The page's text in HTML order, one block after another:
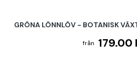
GRÖNA LÖNNLÖV - BOTANISK
179.00